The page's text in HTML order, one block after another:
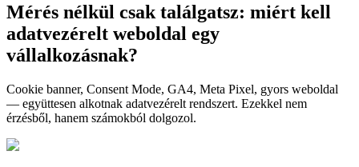
Mérés nélkül csak találgatsz: miért kell
adatvezérelt weboldal egy
vállalkozásnak?
Cookie banner, Consent Mode, GA4, Meta Pixel, gyors weboldal
— együttesen alkotnak adatvezérelt rendszert. Ezekkel nem
érzésből, hanem számokból dolgozol.